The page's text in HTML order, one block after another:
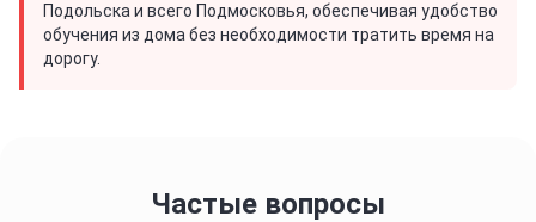
Подольска и всего Подмосковья, обеспечивая удобство
обучения из дома без необходимости тратить время на
дорогу.
Частые вопросы